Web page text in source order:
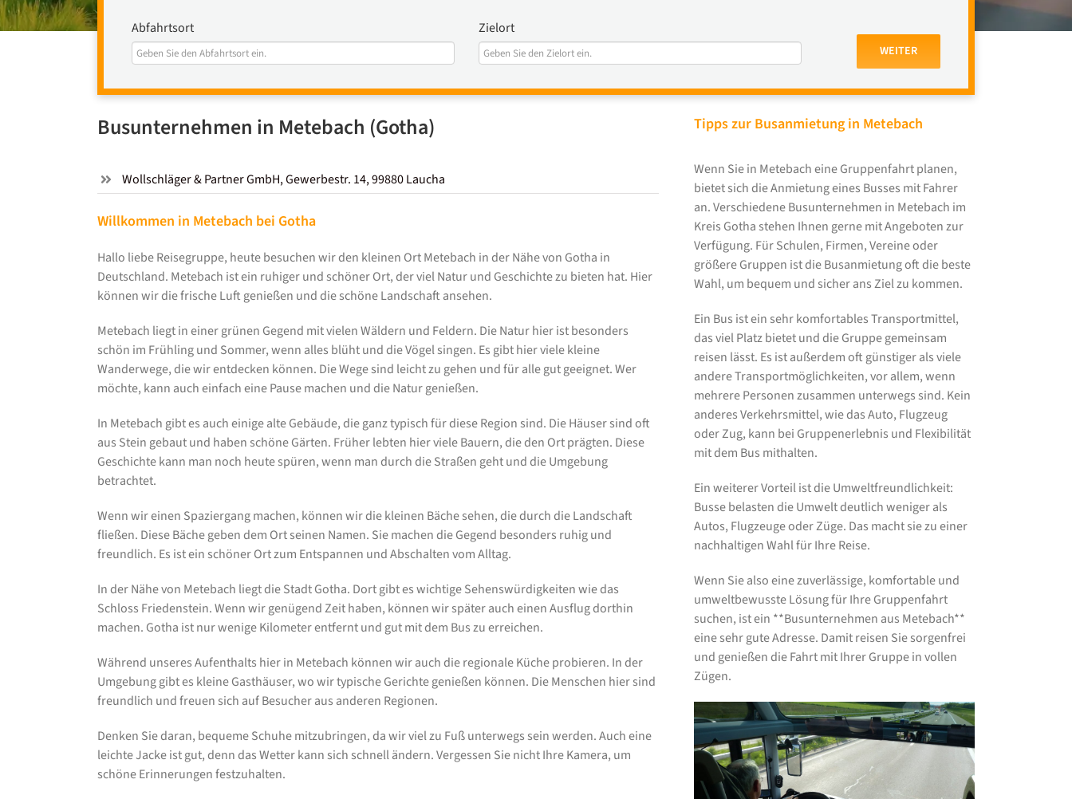
Abfahrtsort Zielort
WEITER
Busunternehmen in Metebach (Gotha)
Wollschläger & Partner GmbH, Gewerbestr. 14, 99880 Laucha
Willkommen in Metebach bei Gotha
Hallo liebe Reisegruppe, heute besuchen wir den kleinen Ort Metebach in der Nähe von Gotha in
Deutschland. Metebach ist ein ruhiger und schöner Ort, der viel Natur und Geschichte zu bieten hat. Hier
können wir die frische Luft genießen und die schöne Landschaft ansehen.
Metebach liegt in einer grünen Gegend mit vielen Wäldern und Feldern. Die Natur hier ist besonders
schön im Frühling und Sommer, wenn alles blüht und die Vögel singen. Es gibt hier viele kleine
Wanderwege, die wir entdecken können. Die Wege sind leicht zu gehen und für alle gut geeignet. Wer
möchte, kann auch einfach eine Pause machen und die Natur genießen.
In Metebach gibt es auch einige alte Gebäude, die ganz typisch für diese Region sind. Die Häuser sind oft
aus Stein gebaut und haben schöne Gärten. Früher lebten hier viele Bauern, die den Ort prägten. Diese
Geschichte kann man noch heute spüren, wenn man durch die Straßen geht und die Umgebung
betrachtet.
Wenn wir einen Spaziergang machen, können wir die kleinen Bäche sehen, die durch die Landschaft
fließen. Diese Bäche geben dem Ort seinen Namen. Sie machen die Gegend besonders ruhig und
freundlich. Es ist ein schöner Ort zum Entspannen und Abschalten vom Alltag.
In der Nähe von Metebach liegt die Stadt Gotha. Dort gibt es wichtige Sehenswürdigkeiten wie das
Schloss Friedenstein. Wenn wir genügend Zeit haben, können wir später auch einen Ausflug dorthin
machen. Gotha ist nur wenige Kilometer entfernt und gut mit dem Bus zu erreichen.
Während unseres Aufenthalts hier in Metebach können wir auch die regionale Küche probieren. In der
Umgebung gibt es kleine Gasthäuser, wo wir typische Gerichte genießen können. Die Menschen hier sind
freundlich und freuen sich auf Besucher aus anderen Regionen.
Denken Sie daran, bequeme Schuhe mitzubringen, da wir viel zu Fuß unterwegs sein werden. Auch eine
leichte Jacke ist gut, denn das Wetter kann sich schnell ändern. Vergessen Sie nicht Ihre Kamera, um
schöne Erinnerungen festzuhalten.
Tipps zur Busanmietung in Metebach
Wenn Sie in Metebach eine Gruppenfahrt planen,
bietet sich die Anmietung eines Busses mit Fahrer
an. Verschiedene Busunternehmen in Metebach im
Kreis Gotha stehen Ihnen gerne mit Angeboten zur
Verfügung. Für Schulen, Firmen, Vereine oder
größere Gruppen ist die Busanmietung oft die beste
Wahl, um bequem und sicher ans Ziel zu kommen.
Ein Bus ist ein sehr komfortables Transportmittel,
das viel Platz bietet und die Gruppe gemeinsam
reisen lässt. Es ist außerdem oft günstiger als viele
andere Transportmöglichkeiten, vor allem, wenn
mehrere Personen zusammen unterwegs sind. Kein
anderes Verkehrsmittel, wie das Auto, Flugzeug
oder Zug, kann bei Gruppenerlebnis und Flexibilität
mit dem Bus mithalten.
Ein weiterer Vorteil ist die Umweltfreundlichkeit:
Busse belasten die Umwelt deutlich weniger als
Autos, Flugzeuge oder Züge. Das macht sie zu einer
nachhaltigen Wahl für Ihre Reise.
Wenn Sie also eine zuverlässige, komfortable und
umweltbewusste Lösung für Ihre Gruppenfahrt
suchen, ist ein **Busunternehmen aus Metebach**
eine sehr gute Adresse. Damit reisen Sie sorgenfrei
und genießen die Fahrt mit Ihrer Gruppe in vollen
Zügen.